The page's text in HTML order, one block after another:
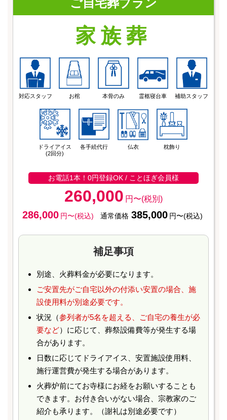
ご自宅葬プラン
家族葬
対応スタッフ お棺 本骨のみ 霊柩寝台車 補助スタッフ
ドライアイス
(2回分)
各手続代行 仏衣 枕飾り
お電話1本！0円登録OK / ことほぎ会員様
260,000 円〜(税別)
286,000 円〜(税込) 通常価格 385,000 円〜(税込)
補足事項
別途、火葬料金が必要になります。
ご安置先がご⾃宅以外の付添い安置の場合、施
設使⽤料が別途必要です。
状況（参列者が5名を超える、ご⾃宅の養⽣が必
要など）に応じて、葬祭設備費等が発⽣する場
合があります。
⽇数に応じてドライアイス、安置施設使⽤料、
施⾏運営費が発⽣する場合があります。
火葬炉前にてお寺様にお経をお願いすることも
できます。お付き合いがない場合、宗教家のご
紹介も承ります。（謝礼は別途必要です）